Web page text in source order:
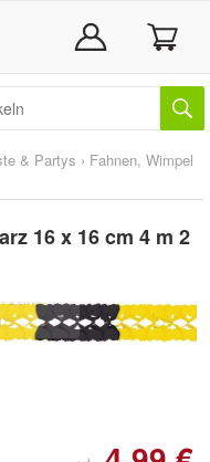
& Partys › Fahnen, Wimpel
16 x 16 cm 4 m 2
zum